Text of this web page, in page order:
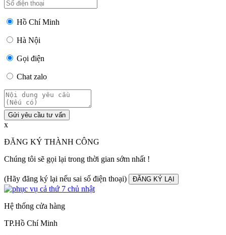
Hồ Chí Minh
Hà Nội
Gọi điện
Chat zalo
Gửi yêu cầu tư vấn
x
ĐĂNG KÝ THÀNH CÔNG
Chúng tôi sẽ gọi lại trong thời gian sớm nhất !
(Hãy đăng ký lại nếu sai số điện thoại) ĐĂNG KÝ LẠI
Hệ thống cửa hàng
TP.Hồ Chí Minh